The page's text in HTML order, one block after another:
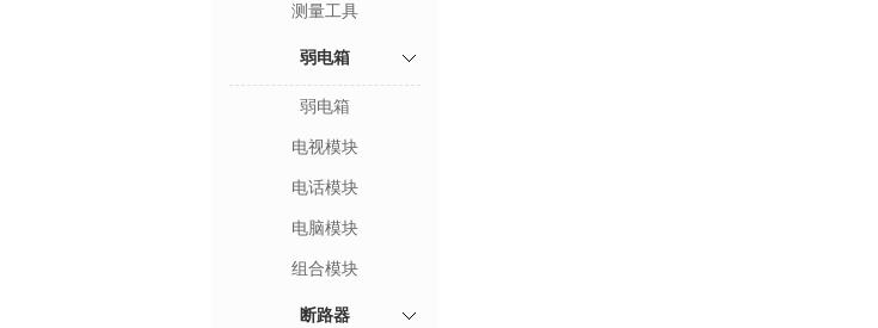
测量工具
弱电箱
弱电箱
电视模块
电话模块
电脑模块
组合模块
断路器